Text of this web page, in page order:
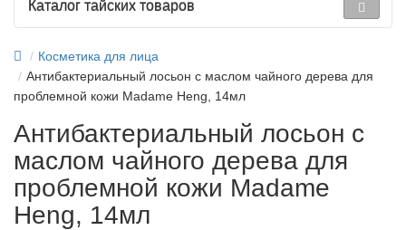
Каталог тайских товаров
Косметика для лица
Антибактериальный лосьон с маслом чайного дерева для
проблемной кожи Madame Heng, 14мл
Антибактериальный лосьон с
маслом чайного дерева для
проблемной кожи Madame
Heng, 14мл